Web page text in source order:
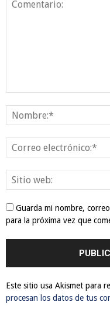
Guarda mi nombre,
para la próxima vez que
Este sitio usa Akismet para
procesan los datos de tus